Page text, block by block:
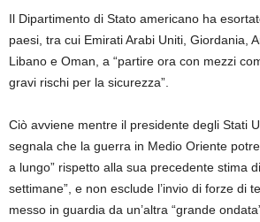
Il Dipartimento di Stato americano ha
paesi, tra cui Emirati Arabi Uniti, Giordania,
Libano e Oman, a “partire ora con mezzi
gravi rischi per la sicurezza”.
Ciò avviene mentre il presidente degli Stati
segnala che la guerra in Medio Oriente
a lungo” rispetto alla sua precedente stima
settimane”, e non esclude l’invio di forze di
messo in guardia da un’altra “grande